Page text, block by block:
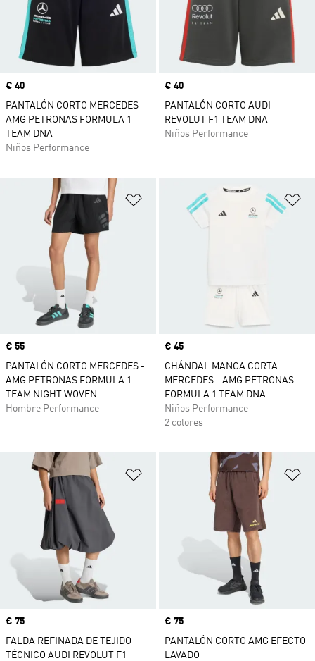
Precio
€ 40
PANTALÓN CORTO MERCEDES-
AMG PETRONAS FORMULA 1
TEAM DNA
Niños Performance
Precio
€ 40
PANTALÓN CORTO AUDI
REVOLUT F1 TEAM DNA
Niños Performance
Añadir a la lista de deseos
Precio
€ 55
PANTALÓN CORTO MERCEDES -
AMG PETRONAS FORMULA 1
TEAM NIGHT WOVEN
Hombre Performance
Precio
€ 45
CHÁNDAL MANGA CORTA
MERCEDES - AMG PETRONAS
FORMULA 1 TEAM DNA
Niños Performance
2 colores
Añadir a la lista de deseos
Precio
€ 75
FALDA REFINADA DE TEJIDO
TÉCNICO AUDI REVOLUT F1
Precio
€ 75
PANTALÓN CORTO AMG EFECTO
LAVADO